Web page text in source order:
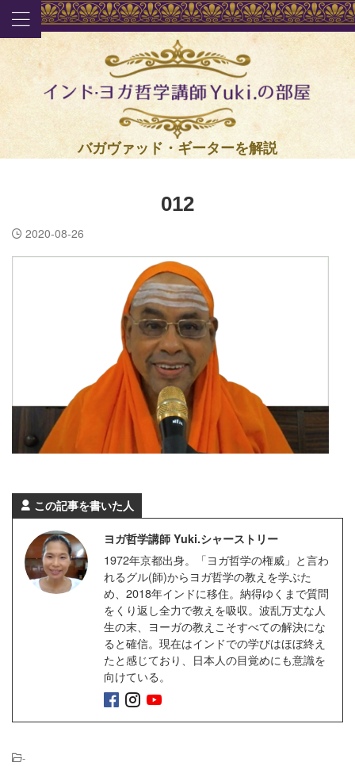
バガヴァッド・ギーターを解説
012
2020-08-26
この記事を書いた人
ヨガ哲学講師 Yuki.シャーストリー
1972年京都出身。「ヨガ哲学の権威」と言わ
れるグル(師)からヨガ哲学の教えを学ぶた
め、2018年インドに移住。納得ゆくまで質問
をくり返し全力で教えを吸収。波乱万丈な人
生の末、ヨーガの教えこそすべての解決にな
ると確信。現在はインドでの学びはほぼ終え
たと感じており、日本人の目覚めにも意識を
向けている。
-